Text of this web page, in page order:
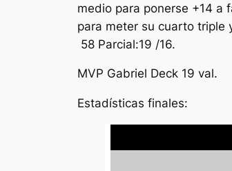
medio para ponerse +14 a
para meter su cuarto triple
58 Parcial:19 /16.
MVP Gabriel Deck 19 val.
Estadísticas finales: